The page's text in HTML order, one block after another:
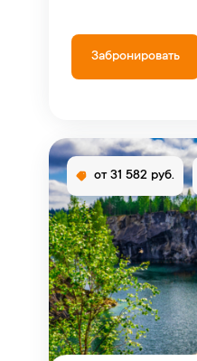
Забронировать
от 31 582 руб.